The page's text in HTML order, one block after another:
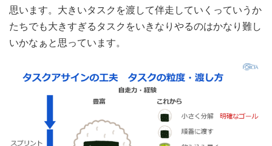
思います。大きいタスクを渡して伴走していくっていうか
たちでも大きすぎるタスクをいきなりやるのはかなり難し
いかなぁと思っています。